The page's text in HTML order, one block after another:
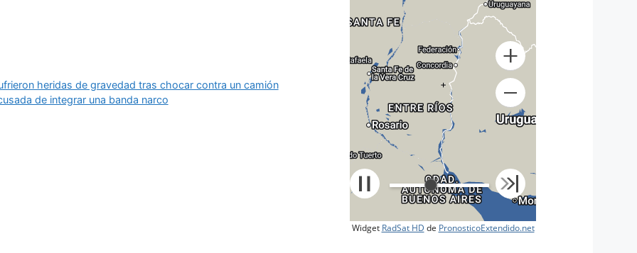
heridas de gravedad tras chocar contra un camión
de integrar una banda narco
+
Widget RadSat HD de PronosticoExtendido.net